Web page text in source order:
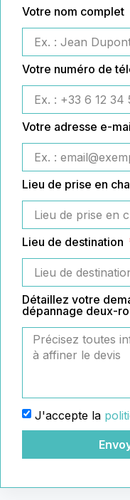
Votre nom complet
Votre numéro de
Votre adresse e-
Lieu de prise en
Lieu de destination
Détaillez votre
dépannage deux-
J'accepte la